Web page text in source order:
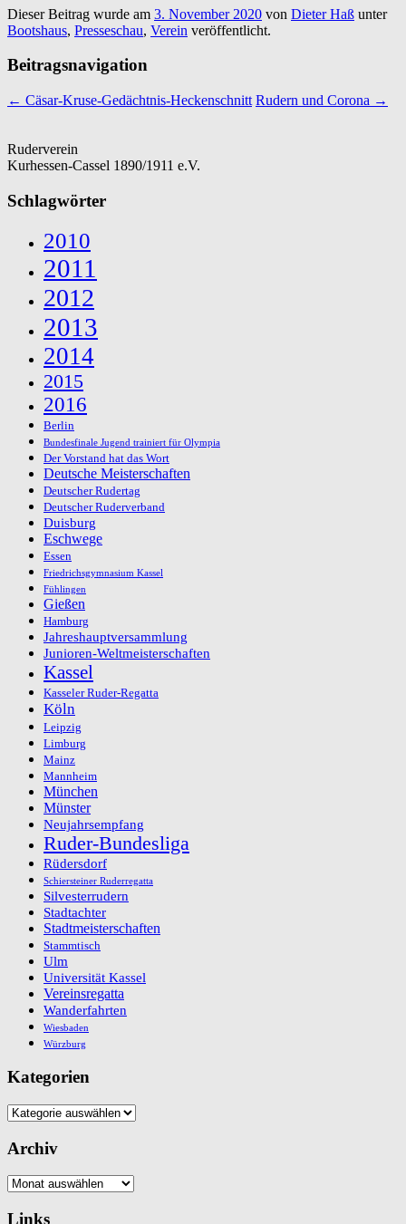
Dieser Beitrag wurde am 3. November 2020 von Dieter Haß unter
Bootshaus, Presseschau, Verein veröffentlicht.
Beitragsnavigation
← Cäsar-Kruse-Gedächtnis-Heckenschnitt Rudern und Corona →
Ruderverein
Kurhessen-Cassel 1890/1911 e.V.
Schlagwörter
2010
2011
2012
2013
2014
2015
2016
Berlin
Bundesfinale Jugend trainiert für Olympia
Der Vorstand hat das Wort
Deutsche Meisterschaften
Deutscher Rudertag
Deutscher Ruderverband
Duisburg
Eschwege
Essen
Friedrichsgymnasium Kassel
Fühlingen
Gießen
Hamburg
Jahreshauptversammlung
Junioren-Weltmeisterschaften
Kassel
Kasseler Ruder-Regatta
Köln
Leipzig
Limburg
Mainz
Mannheim
München
Münster
Neujahrsempfang
Ruder-Bundesliga
Rüdersdorf
Schiersteiner Ruderregatta
Silvesterrudern
Stadtachter
Stadtmeisterschaften
Stammtisch
Ulm
Universität Kassel
Vereinsregatta
Wanderfahrten
Wiesbaden
Würzburg
Kategorien
Kategorien
Archiv
Archiv
Links